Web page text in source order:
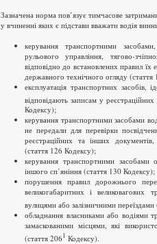
Зазначена норма пов’язує тимчасове
у вчиненні яких є підстави вважати водія
керування транспортними
рульового управління, тягово-
відповідно до встановлених правил їх
державного технічного огляду (стаття
експлуатація транспортних засобів,
відповідають записам у
Кодексу);
керування транспортними засобами
не передали для перевірки
реєстраційних та інших
(стаття 126 Кодексу);
керування транспортними засобами
іншого сп’яніння (стаття 130 Кодексу);
порушення правил дорожнього
великогабаритних і великовагових
вулицями або залізничними переїздами
обладнання власниками або водіями
замаскованими місцями, які
(стаття 2061 Кодексу).